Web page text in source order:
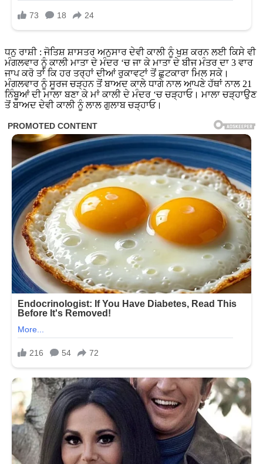
ਧਨੁ ਰਾਸ਼ੀ : ਜੋਤਿਸ਼ ਸ਼ਾਸਤਰ ਅਨੁਸਾਰ ਦੇਵੀ ਕਾਲੀ ਨੂੰ ਖੁਸ਼ ਕਰਨ ਲਈ ਕਿਸੇ ਵੀ
ਮੰਗਲਵਾਰ ਨੂੰ ਕਾਲੀ ਮਾਤਾ ਦੇ ਮੰਦਰ ‘ਚ ਜਾ ਕੇ ਮਾਤਾ ਦੇ ਬੀਜ ਮੰਤਰ ਦਾ 3 ਵਾਰ
ਜਾਪ ਕਰੋ ਤਾਂ ਕਿ ਹਰ ਤਰ੍ਹਾਂ ਦੀਆਂ ਰੁਕਾਵਟਾਂ ਤੋਂ ਛੁਟਕਾਰਾ ਮਿਲ ਸਕੇ।
ਮੰਗਲਵਾਰ ਨੂੰ ਸੂਰਜ ਚੜ੍ਹਨ ਤੋਂ ਬਾਅਦ ਕਾਲੇ ਧਾਗੇ ਨਾਲ ਆਪਣੇ ਹੱਥਾਂ ਨਾਲ 21
ਨਿੰਬੂਆਂ ਦੀ ਮਾਲਾ ਬਣਾ ਕੇ ਮਾਂ ਕਾਲੀ ਦੇ ਮੰਦਰ ‘ਚ ਚੜ੍ਹਾਓ। ਮਾਲਾ ਚੜ੍ਹਾਉਣ
ਤੋਂ ਬਾਅਦ ਦੇਵੀ ਕਾਲੀ ਨੂੰ ਲਾਲ ਗੁਲਾਬ ਚੜ੍ਹਾਓ।